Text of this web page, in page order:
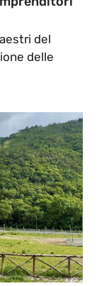
del
delle